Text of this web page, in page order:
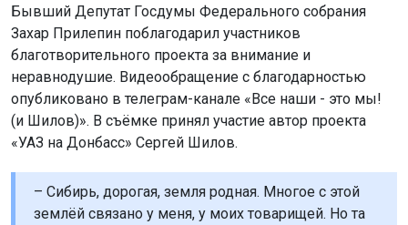
Бывший Депутат Госдумы Федерального собрания
Захар Прилепин поблагодарил участников
благотворительного проекта за внимание и
неравнодушие. Видеообращение с благодарностью
опубликовано в телеграм-канале «Все наши - это мы!
(и Шилов)». В съёмке принял участие автор проекта
«УАЗ на Донбасс» Сергей Шилов.
– Сибирь, дорогая, земля родная. Многое с этой
землёй связано у меня, у моих товарищей. Но та